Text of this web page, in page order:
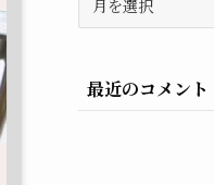
ブ
最近のコメント